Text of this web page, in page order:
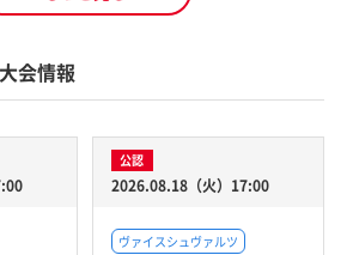
会情報
公認
2026.08.18（火）17:00
ヴァイスシュヴァルツ